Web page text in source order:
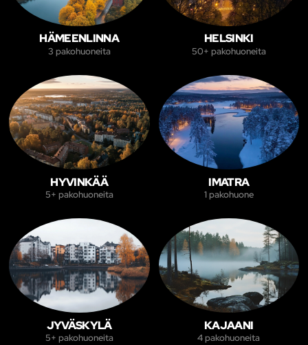
HÄMEENLINNA
3 pakohuoneita
HELSINKI
50+ pakohuoneita
HYVINKÄÄ
5+ pakohuoneita
IMATRA
1 pakohuone
JYVÄSKYLÄ
5+ pakohuoneita
KAJAANI
4 pakohuoneita